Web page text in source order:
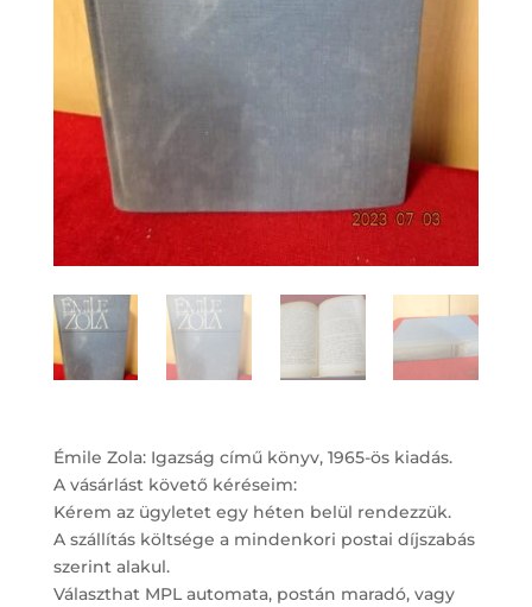
Émile Zola: Igazság című könyv, 1965-ös kiadás.
A vásárlást követő kéréseim:
Kérem az ügyletet egy héten belül rendezzük.
A szállítás költsége a mindenkori postai díjszabás
szerint alakul.
Választhat MPL automata, postán maradó, vagy